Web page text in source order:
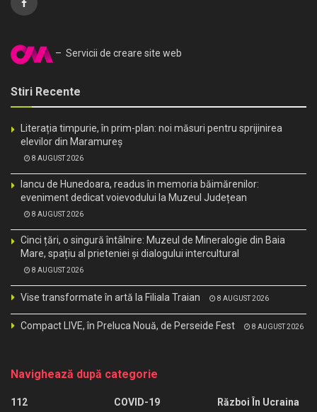
– Servicii de creare site web
Stiri Recente
Literația timpurie, în prim-plan: noi măsuri pentru sprijinirea
elevilor din Maramureș
8 AUGUST 2026
Iancu de Hunedoara, readus în memoria băimărenilor:
eveniment dedicat voievodului la Muzeul Județean
8 AUGUST 2026
Cinci țări, o singură întâlnire: Muzeul de Mineralogie din Baia
Mare, spațiu al prieteniei și dialogului intercultural
8 AUGUST 2026
Vise transformate în artă la Filiala Traian 8 AUGUST 2026
Compact LIVE, în Preluca Nouă, de Perseide Fest 8 AUGUST 2026
Navighează după categorie
112
COVID-19
Război În Ucraina